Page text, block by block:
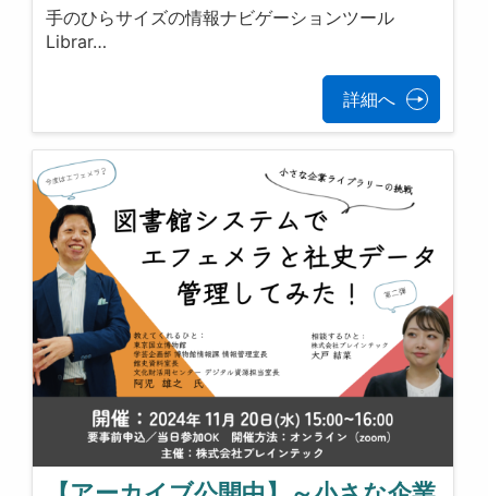
手のひらサイズの情報ナビゲーションツール
Librar…
詳細へ